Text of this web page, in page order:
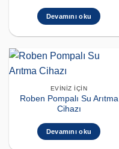
Devamını oku
EVINIZ İÇIN
Roben Pompalı Su Arıtma
Cihazı
Devamını oku